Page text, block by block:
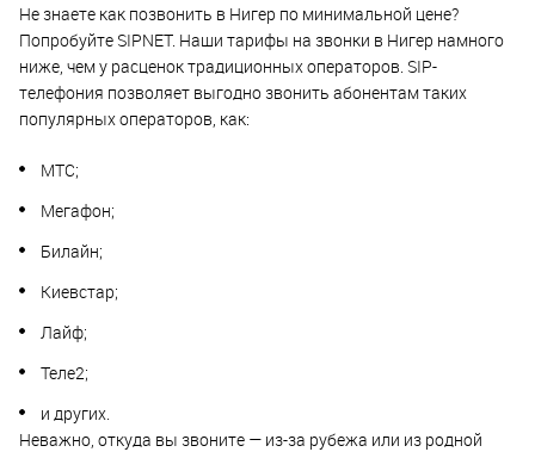
Не знаете как позвонить в Нигер по минимальной цене?
Попробуйте SIPNET. Наши тарифы на звонки в Нигер намного
ниже, чем у расценок традиционных операторов. SIP-
телефония позволяет выгодно звонить абонентам таких
популярных операторов, как:
МТС;
Мегафон;
Билайн;
Киевстар;
Лайф;
Теле2;
и других.
Неважно, откуда вы звоните — из-за рубежа или из родной